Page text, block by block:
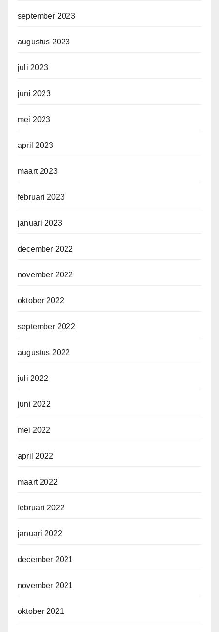
september 2023
augustus 2023
juli 2023
juni 2023
mei 2023
april 2023
maart 2023
februari 2023
januari 2023
december 2022
november 2022
oktober 2022
september 2022
augustus 2022
juli 2022
juni 2022
mei 2022
april 2022
maart 2022
februari 2022
januari 2022
december 2021
november 2021
oktober 2021